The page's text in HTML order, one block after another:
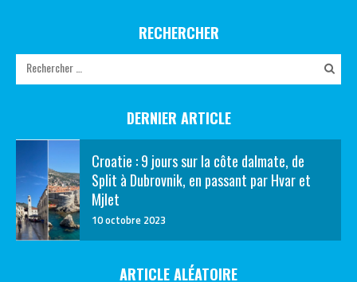
RECHERCHER
DERNIER ARTICLE
Croatie : 9 jours sur la côte dalmate, de
Split à Dubrovnik, en passant par Hvar et
Mjlet
10 octobre 2023
ARTICLE ALÉATOIRE